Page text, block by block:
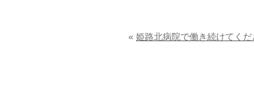
« 姫路北病院で働き続けてく